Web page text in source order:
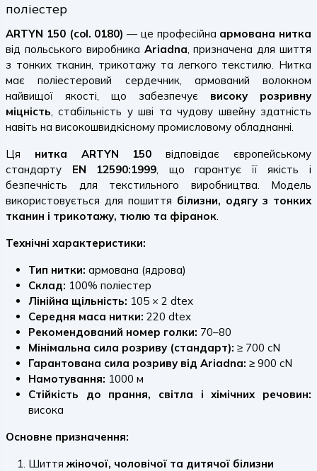
поліестер
ARTYN 150 (col. 0180) — це професійна армована нитка
від польського виробника Ariadna, призначена для шиття
з тонких тканин, трикотажу та легкого текстилю. Нитка
має поліестеровий сердечник, армований волокном
найвищої якості, що забезпечує високу розривну
міцність, стабільність у шві та чудову швейну здатність
навіть на високошвидкісному промисловому обладнанні.
Ця нитка ARTYN 150 відповідає європейському
стандарту EN 12590:1999, що гарантує її якість і
безпечність для текстильного виробництва. Модель
використовується для пошиття білизни, одягу з тонких
тканин і трикотажу, тюлю та фіранок.
Технічні характеристики:
Тип нитки: армована (ядрова)
Склад: 100% поліестер
Лінійна щільність: 105 × 2 dtex
Середня маса нитки: 220 dtex
Рекомендований номер голки: 70–80
Мінімальна сила розриву (стандарт): ≥ 700 cN
Гарантована сила розриву від Ariadna: ≥ 900 cN
Намотування: 1000 м
Стійкість до прання, світла і хімічних речовин:
висока
Основне призначення:
Шиттяжіночої, чоловічої та дитячої білизни